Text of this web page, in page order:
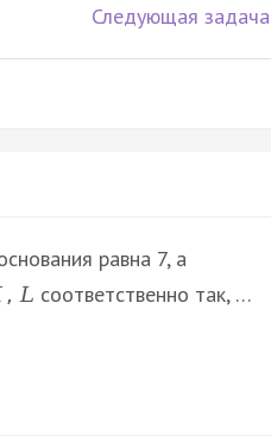
Следующая задача
равна 7, а
, L соответственно так, …